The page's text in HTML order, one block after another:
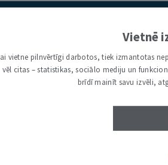
Vietnē
vietne pilnvērtīgi darbotos, tiek izmantotas
vēl citas – statistikas, sociālo mediju un
brīdī mainīt savu izvēli,